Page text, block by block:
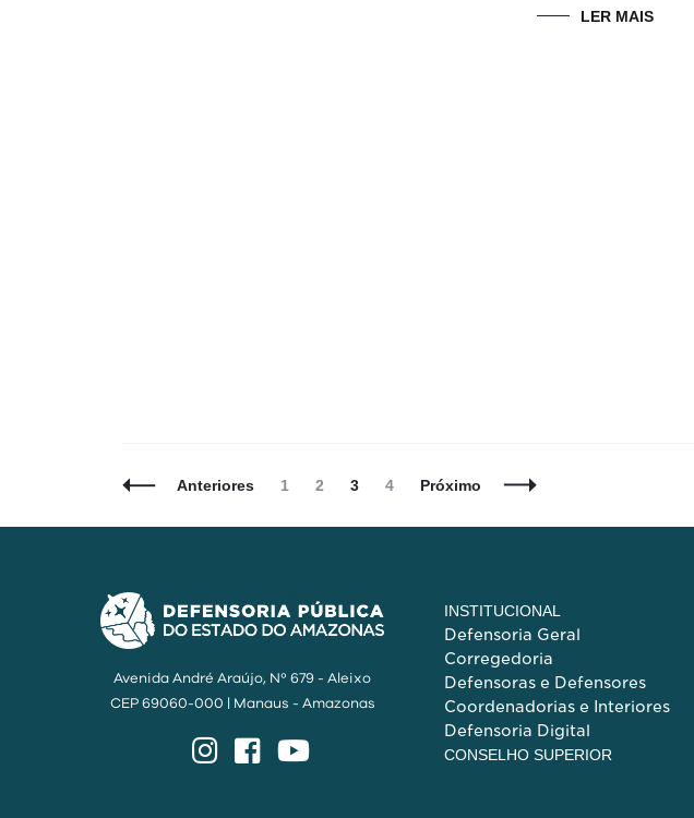
LER MAIS
NavegaçãoAnteriores Página
1 Página
2 Página
3 Página
4 Próximo
Avenida André Araújo, Nº 679 - Aleixo
CEP 69060-000 | Manaus - Amazonas
InstagramFacebook
INSTITUCIONAL
Defensoria Geral
Corregedoria
Defensoras e Defensores
Coordenadorias e Interiores
Defensoria Digital
CONSELHO SUPERIOR